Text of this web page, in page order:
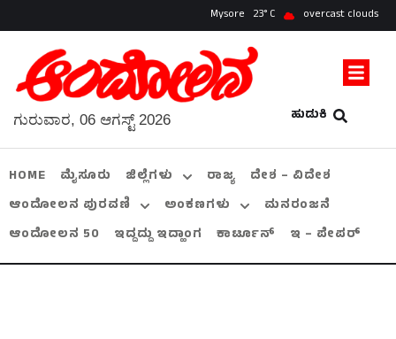
Mysore 23 overcast clouds
ಹುಡುಕಿ
ಗುರುವಾರ, 06 ಆಗಸ್ಟ್ 2026
HOME ಮೈಸೂರು ಜಿಲ್ಲೆಗಳು ರಾಜ್ಯ
ದೇಶ – ವಿದೇಶ
ಆಂದೋಲನ ಪುರವಣಿ
ಅಂಕಣಗಳು
ಮನರಂಜನೆ
ಆಂದೋಲನ 50
ಇದ್ದದ್ದು ಇದ್ಹಾಂಗ ಕಾರ್ಟೂನ್ ಇ – ಪೇಪರ್